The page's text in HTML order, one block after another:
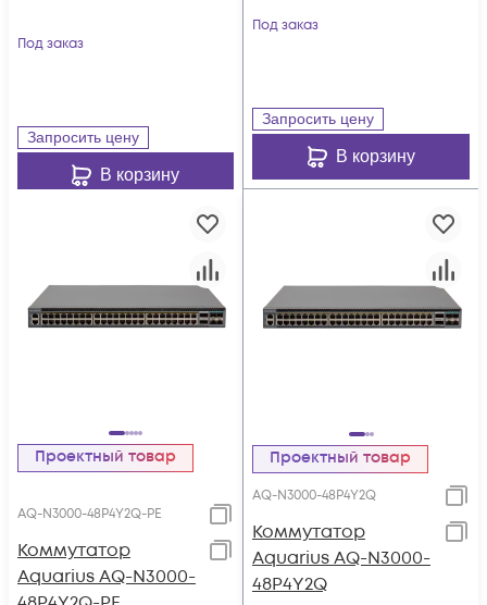
Под заказ
Запросить цену
В корзину
Под заказ
Запросить цену
В корзину
Проектный товар
AQ-N3000-48P4Y2Q-PE
Коммутатор
Aquarius AQ-N3000-
Проектный товар
AQ-N3000-48P4Y2Q
Коммутатор
Aquarius AQ-N3000-
48P4Y2Q